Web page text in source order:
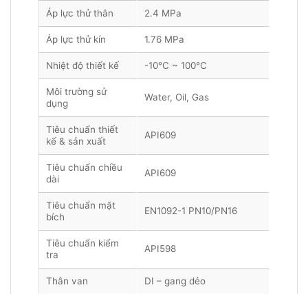
Áp lực thử thân 2.4 MPa
Áp lực thử kín 1.76 MPa
Nhiệt độ thiết kế -10°C ~ 100°C
Môi trường sử
dụng
Water, Oil, Gas
Tiêu chuẩn thiết
kế & sản xuất
API609
Tiêu chuẩn chiều
dài
API609
Tiêu chuẩn mặt
bích
EN1092-1 PN10/PN16
Tiêu chuẩn kiểm
tra
API598
Thân van DI – gang dẻo